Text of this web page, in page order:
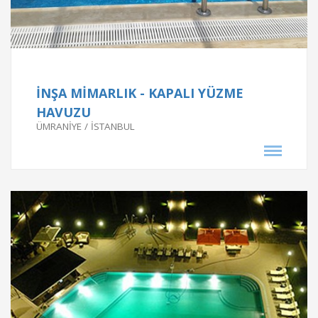
İNŞA MİMARLIK - KAPALI YÜZME
HAVUZU
ÜMRANİYE / İSTANBUL
Proje Bilgileri
GEORGIA PALACE HOTEL - GÜRCİSTAN
Proje Tarihi
2000